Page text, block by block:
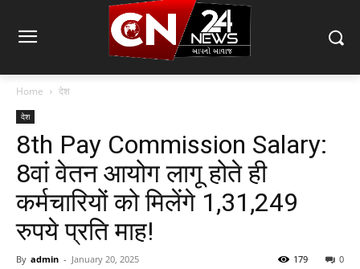
Home देश
देश
8th Pay Commission Salary:
8वां वेतन आयोग लागू होते ही
कर्मचारियों को मिलेंगे 1,31,249
रुपये प्रति माह!
By admin - January 20, 2025 0
179